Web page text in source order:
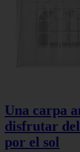
Una carpa
disfrutar
por el sol